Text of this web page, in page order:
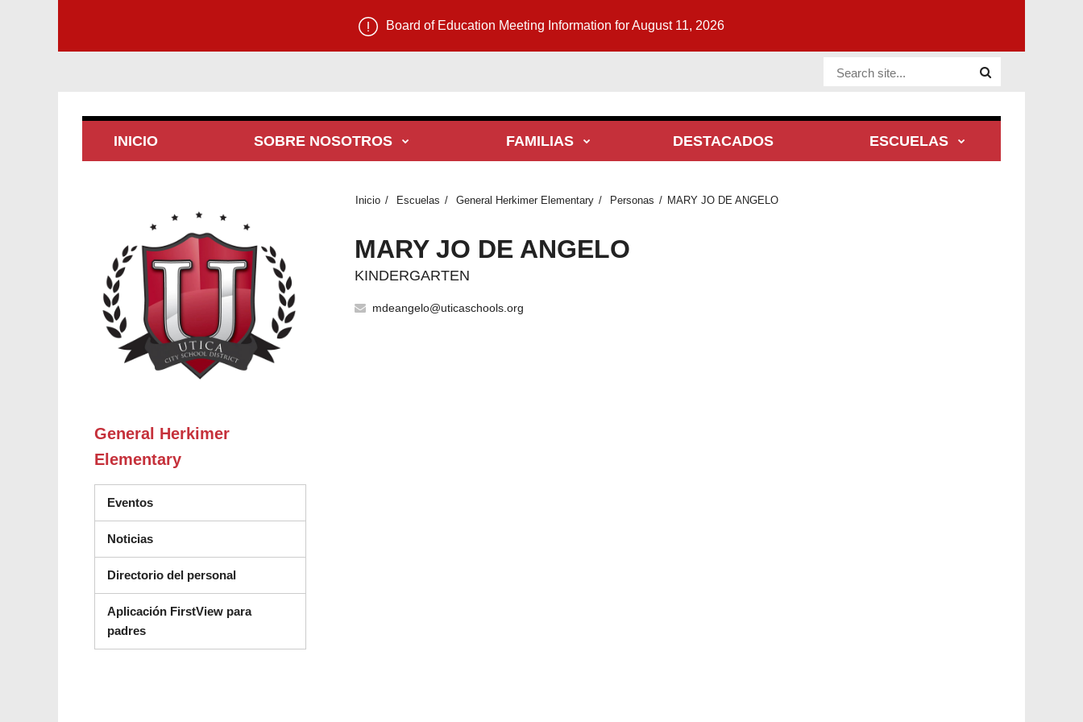
Board of Education Meeting Information for August 11, 2026
Website Site
INICIO SOBRE NOSOTROS FAMILIAS DESTACADOS ESCUELAS
Inicio Escuelas General Herkimer Elementary Personas MARY JO DE ANGELO
MARY JO DE ANGELO
KINDERGARTEN
mdeangelo@uticaschools.org
General Herkimer
Elementary
Eventos
Noticias
Directorio del personal
Aplicación FirstView para
padres